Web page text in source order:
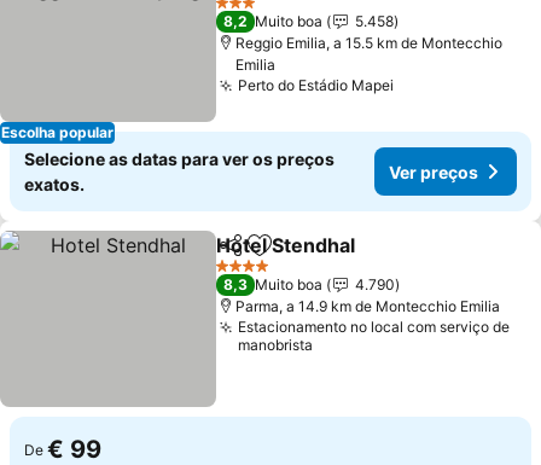
Escolha popular
3 Estrelas
8,2 Muito boa
5.458
Reggio Emilia, a 15.5 km de Montecchio
Emilia
Perto do Estádio Mapei
Selecione as datas para ver os preços
exatos.
Ver preços
PartilharAdicionar aos favoritos
Hotel Stendhal
4 Estrelas
8,3 Muito boa
4.790
Parma, a 14.9 km de Montecchio Emilia
Estacionamento no local com serviço de
manobrista
De € 99